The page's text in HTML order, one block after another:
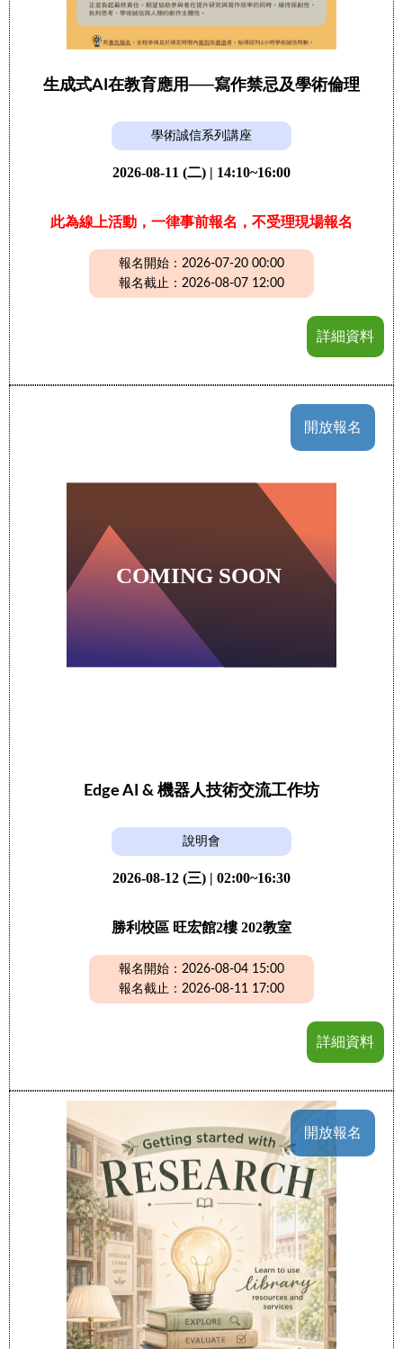
生成式AI在教育應用──寫作禁忌及學術倫理
學術誠信系列講座
2026-08-11 (二) | 14:10~16:00
此為線上活動，一律事前報名，不受理現場報名
報名開始：2026-07-20 00:00
報名截止：2026-08-07 12:00
詳細資料
開放報名
Edge AI & 機器人技術交流工作坊
說明會
2026-08-12 (三) | 02:00~16:30
勝利校區 旺宏館2樓 202教室
報名開始：2026-08-04 15:00
報名截止：2026-08-11 17:00
詳細資料
開放報名